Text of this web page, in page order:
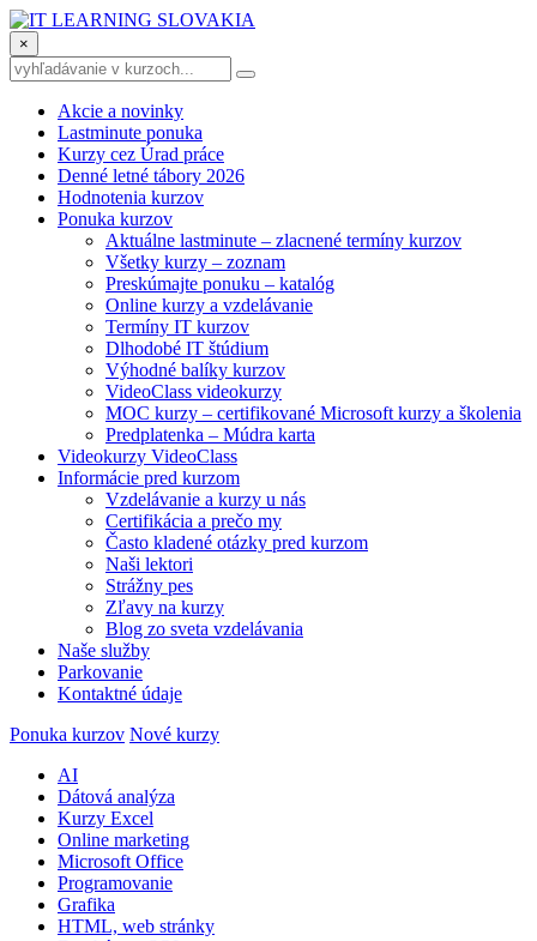
×
Akcie a novinky
Lastminute ponuka
Kurzy cez Úrad práce
Denné letné tábory 2026
Hodnotenia kurzov
Ponuka kurzov
Aktuálne lastminute – zlacnené termíny kurzov
Všetky kurzy – zoznam
Preskúmajte ponuku – katalóg
Online kurzy a vzdelávanie
Termíny IT kurzov
Dlhodobé IT štúdium
Výhodné balíky kurzov
VideoClass videokurzy
MOC kurzy – certifikované Microsoft kurzy a školenia
Predplatenka – Múdra karta
Videokurzy VideoClass
Informácie pred kurzom
Vzdelávanie a kurzy u nás
Certifikácia a prečo my
Často kladené otázky pred kurzom
Naši lektori
Strážny pes
Zľavy na kurzy
Blog zo sveta vzdelávania
Naše služby
Parkovanie
Kontaktné údaje
Ponuka kurzov Nové kurzy
AI
Dátová analýza
Kurzy Excel
Online marketing
Microsoft Office
Programovanie
Grafika
HTML, web stránky